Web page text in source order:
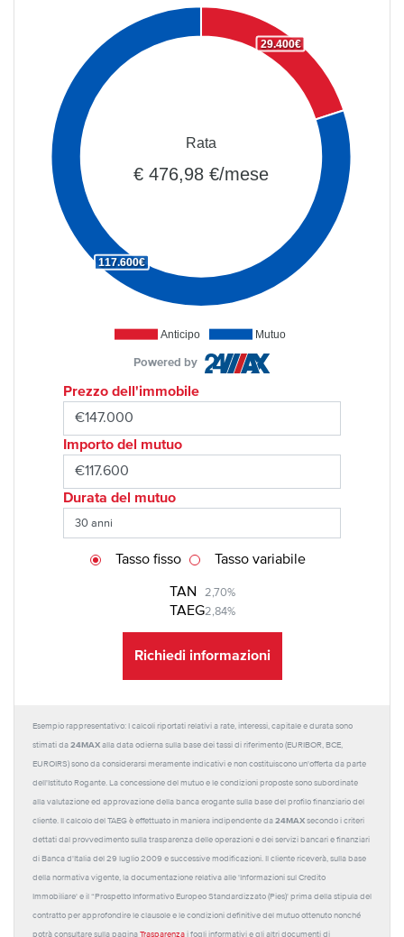
Anticipo Mutuo
29.400€
117.600€
Rata
€ 476,98 €/mese
Powered by
Prezzo dell'immobile
Importo del mutuo
Durata del mutuo
TAN 2,70%
TAEG2,84%
Tasso fisso Tasso variabile
Richiedi informazioni
Esempio rappresentativo: I calcoli riportati relativi a rate, interessi, capitale e durata sono
stimati da 24MAX alla data odierna sulla base dei tassi di riferimento (EURIBOR, BCE,
EUROIRS) sono da considerarsi meramente indicativi e non costituiscono un'offerta da parte
dell'Istituto Rogante. La concessione del mutuo e le condizioni proposte sono subordinate
alla valutazione ed approvazione della banca erogante sulla base del profilo finanziario del
cliente. Il calcolo del TAEG è effettuato in maniera indipendente da 24MAX secondo i criteri
dettati dal provvedimento sulla trasparenza delle operazioni e dei servizi bancari e finanziari
di Banca d'Italia del 29 luglio 2009 e successive modificazioni. Il cliente riceverà, sulla base
della normativa vigente, la documentazione relativa alle 'Informazioni sul Credito
Immobiliare' e il “Prospetto Informativo Europeo Standardizzato (Pies)' prima della stipula del
contratto per approfondire le clausole e le condizioni definitive del mutuo ottenuto nonché
potrà consultare sulla pagina Trasparenza i fogli informativi e gli altri documenti di